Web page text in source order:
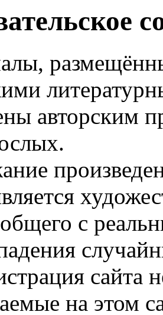
авторским
с
сайта
на этом